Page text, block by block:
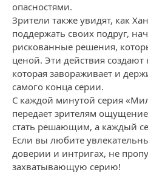
опасностями.
Зрители также увидят, как
поддержать своих подруг,
рискованные решения,
ценой. Эти действия
которая завораживает и
самого конца серии.
С каждой минутой серия
передает зрителям
стать решающим, а каждый
Если вы любите
доверии и интригах, не
захватывающую серию!